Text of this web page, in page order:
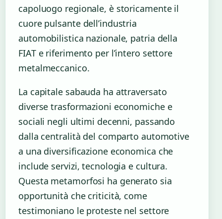
capoluogo regionale, è storicamente il
cuore pulsante dell’industria
automobilistica nazionale, patria della
FIAT e riferimento per l’intero settore
metalmeccanico.
La capitale sabauda ha attraversato
diverse trasformazioni economiche e
sociali negli ultimi decenni, passando
dalla centralità del comparto automotive
a una diversificazione economica che
include servizi, tecnologia e cultura.
Questa metamorfosi ha generato sia
opportunità che criticità, come
testimoniano le proteste nel settore